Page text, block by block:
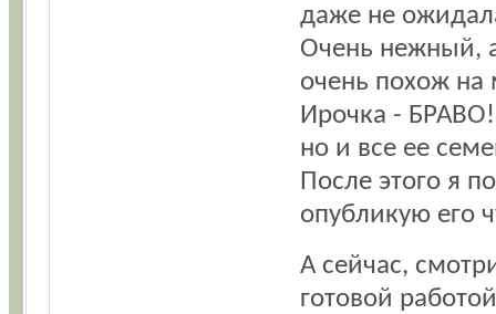
даже не
Очень нежный,
очень похож
Ирочка -
но и все ее
После этого я
опубликую его
А сейчас,
готовой